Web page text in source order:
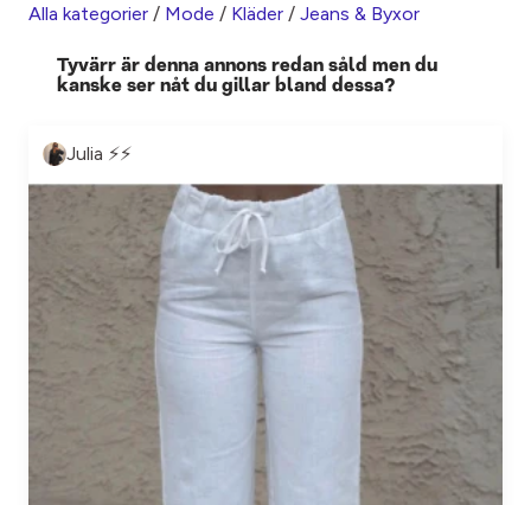
Alla kategorier / Mode / Kläder / Jeans & Byxor
Tyvärr är denna annons redan såld men du
kanske ser nåt du gillar bland dessa?
Julia ⚡️⚡️